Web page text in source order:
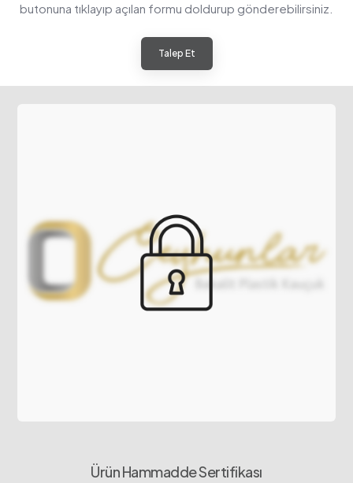
butonuna tıklayıp açılan formu doldurup gönderebilirsiniz.
Talep Et
Ürün Hammadde Sertifikası